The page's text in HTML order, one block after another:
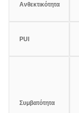
Ανθεκτικότητα
PUI
Συμβατότητα